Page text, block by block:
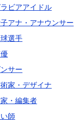
ビアアイドル
アナ・アナウンサー
選手
サー
家・デザイナ
・編集者
師